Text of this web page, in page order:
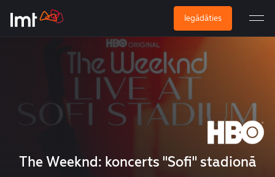
Iegādāties
The Weeknd: koncerts "Sofi" stadionā